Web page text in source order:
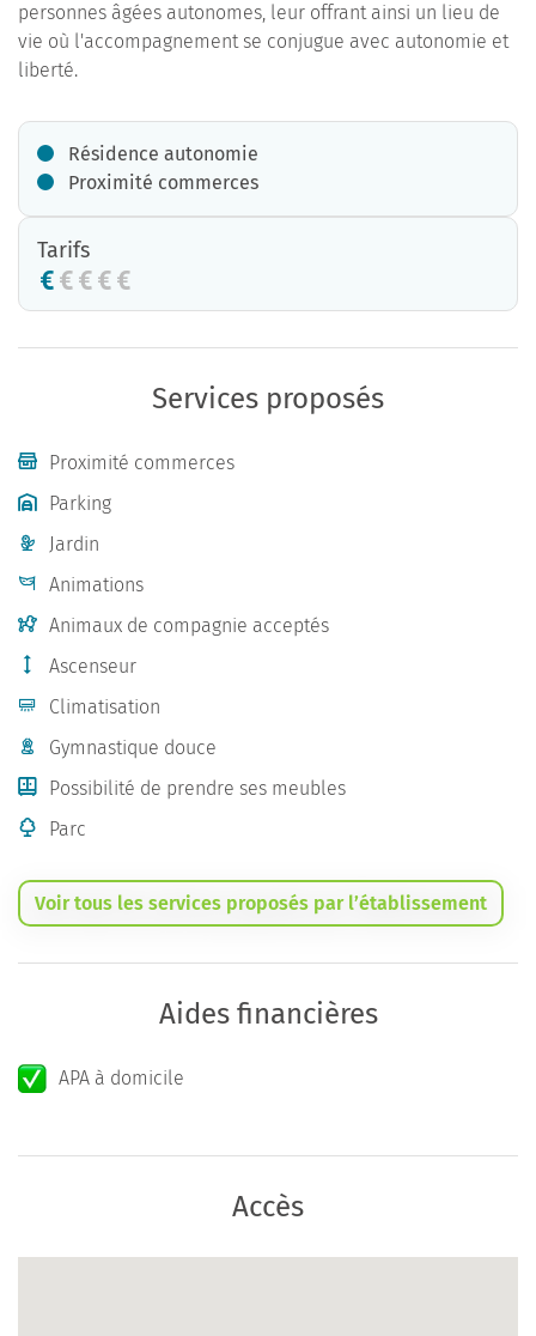
personnes âgées autonomes, leur offrant ainsi un lieu de
vie où l'accompagnement se conjugue avec autonomie et
liberté.
Résidence autonomie
Proximité commerces
Tarifs
Services proposés
Proximité commerces
Parking
Jardin
Animations
Animaux de compagnie acceptés
Ascenseur
Climatisation
Gymnastique douce
Possibilité de prendre ses meubles
Parc
Voir tous les services proposés par l’établissement
Aides financières
APA à domicile
Accès